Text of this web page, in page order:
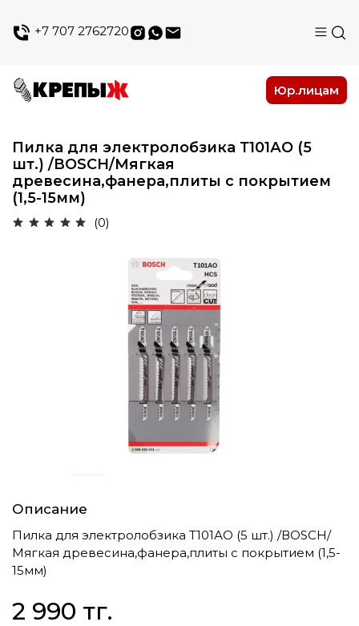
+7 707 2762720
Юр.лицам
Пилка для электролобзика Т101АО (5
шт.) /ВОSСН/Мягкая
древесина,фанера,плиты с покрытием
(1,5-15мм)
(0)
Описание
Пилка для электролобзика Т101АО (5 шт.) /ВОSСН/
Мягкая древесина,фанера,плиты с покрытием (1,5-
15мм)
2 990 тг.